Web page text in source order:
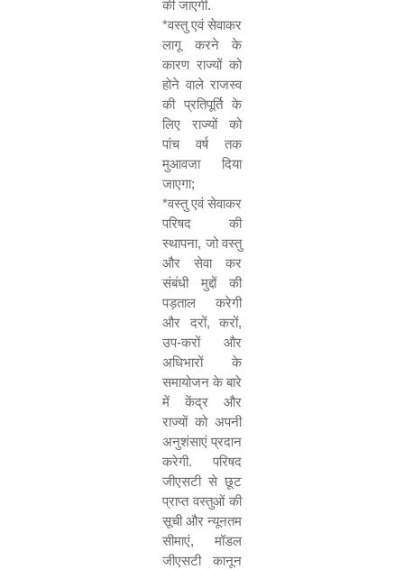
की जाएगी.
*वस्तु एवं सेवाकर
लागू करने के
कारण राज्यों को
होने वाले राजस्व
की प्रतिपूर्ति के
लिए राज्यों को
पांच वर्ष तक
मुआवजा दिया
जाएगा;
*वस्तु एवं सेवाकर
परिषद की
स्थापना, जो वस्तु
और सेवा कर
संबंधी मुद्दों की
पड़ताल करेगी
और दरों, करों,
उप-करों और
अधिभारों के
समायोजन के बारे
में केंद्र और
राज्यों को अपनी
अनुशंसाएं प्रदान
करेगी. परिषद
जीएसटी से छूट
प्राप्त वस्तुओं की
सूची और न्यूनतम
सीमाएं, मॉडल
जीएसटी कानून